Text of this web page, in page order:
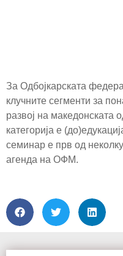
За Одбојкарската
клучните сегменти за
развој на македонската
категорија е
семинар е прв од
агенда на ОФМ.